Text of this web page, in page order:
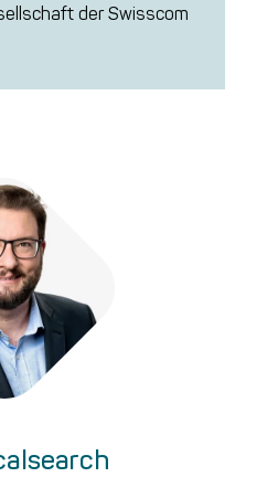
der Swisscom